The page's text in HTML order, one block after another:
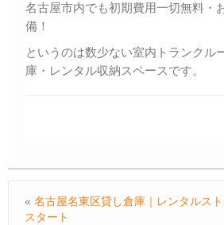
名古屋市内でも初期費用一切無料・
備！
というのは数少ない室内トランクル
庫・レンタル収納スペースです。
« 名古屋名東区貸し倉庫｜レンタルス
スタート